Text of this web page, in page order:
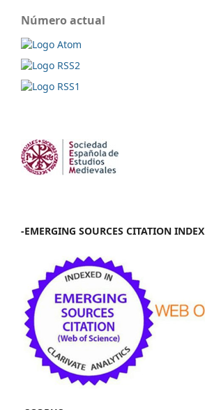
Número actual
-EMERGING SOURCES CITATION INDEX